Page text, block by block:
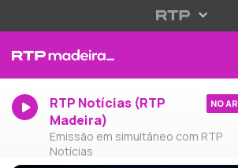
RTP Notícias (RTP
Madeira)
Emissão em simultâneo com RTP
Notícias
NO AR